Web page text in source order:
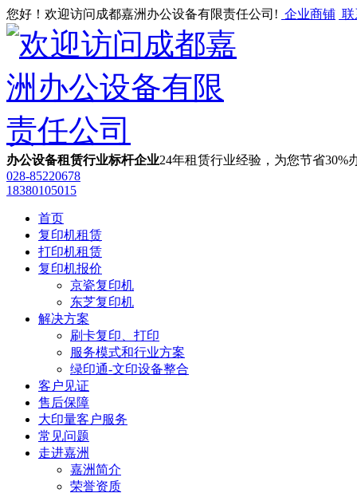
您好！欢迎访问成都嘉洲办公设备有限责任公司! 企业商铺 联
办公设备租赁行业标杆企业24年租赁行业经验，为您节省30%
028-85220678
‭18380105015
首页
复印机租赁
打印机租赁
复印机报价
京瓷复印机
东芝复印机
解决方案
刷卡复印、打印
服务模式和行业方案
绿印通-文印设备整合
客户见证
售后保障
大印量客户服务
常见问题
走进嘉洲
嘉洲简介
荣誉资质